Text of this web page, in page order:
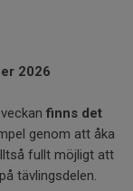
2026
finns det
genom att åka
fullt möjligt att
tävlingsdelen.